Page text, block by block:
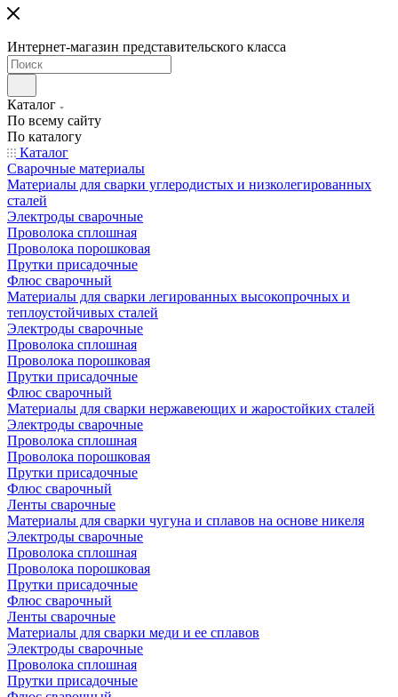
Интернет-магазин представительского класса
Каталог
По всему сайту
По каталогу
Каталог
Сварочные материалы
Материалы для сварки углеродистых и низколегированных
сталей
Электроды сварочные
Проволока сплошная
Проволока порошковая
Прутки присадочные
Флюс сварочный
Материалы для сварки легированных высокопрочных и
теплоустойчивых сталей
Электроды сварочные
Проволока сплошная
Проволока порошковая
Прутки присадочные
Флюс сварочный
Материалы для сварки нержавеющих и жаростойких сталей
Электроды сварочные
Проволока сплошная
Проволока порошковая
Прутки присадочные
Флюс сварочный
Ленты сварочные
Материалы для сварки чугуна и сплавов на основе никеля
Электроды сварочные
Проволока сплошная
Проволока порошковая
Прутки присадочные
Флюс сварочный
Ленты сварочные
Материалы для сварки меди и ее сплавов
Электроды сварочные
Проволока сплошная
Прутки присадочные